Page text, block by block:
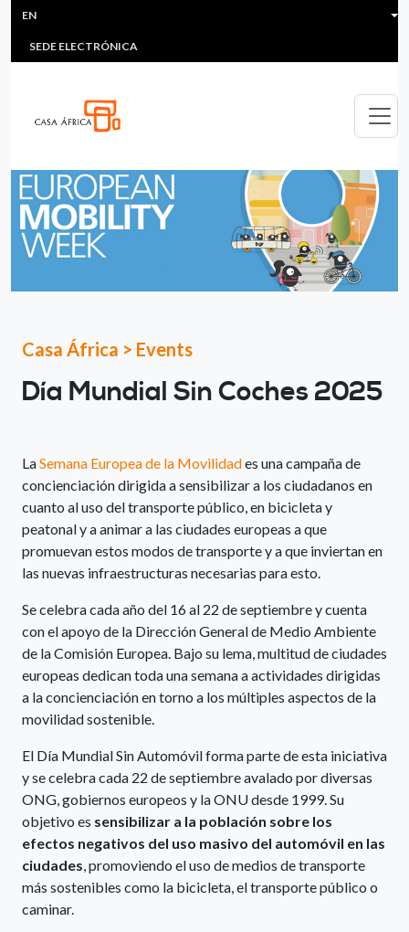
Skip to main content
HEADER MENU
MULTIMEDIA
SEDE ELECTRÓNICA
EN
Casa África > Events
Día Mundial Sin Coches 2025
LaSemana Europea de la Movilidades una campaña de
concienciación dirigida a sensibilizar a los ciudadanos en
cuanto al uso del transporte público, en bicicleta y
peatonal y a animar a las ciudades europeas a que
promuevan estos modos de transporte y a que inviertan en
las nuevas infraestructuras necesarias para esto.
Se celebra cada año del 16 al 22 de septiembre y cuenta
con el apoyo de la Dirección General de Medio Ambiente
de la Comisión Europea. Bajo su lema, multitud de ciudades
europeas dedican toda una semana a actividades dirigidas
a la concienciación en torno a los múltiples aspectos de la
movilidad sostenible.
El Día Mundial Sin Automóvil forma parte de esta iniciativa
y se celebra cada 22 de septiembre avalado por diversas
ONG, gobiernos europeos y la ONU desde 1999. Su
objetivo es sensibilizar a la población sobre los
efectos negativos del uso masivo del automóvil en las
ciudades, promoviendo el uso de medios de transporte
más sostenibles como la bicicleta, el transporte público o
caminar.